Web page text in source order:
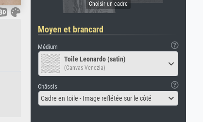
Moyen et brancard
Médium
Toile Leonardo (satin)
(Canvas Venezia)
Châssis
Cadre en toile - Image reflétée sur le côté